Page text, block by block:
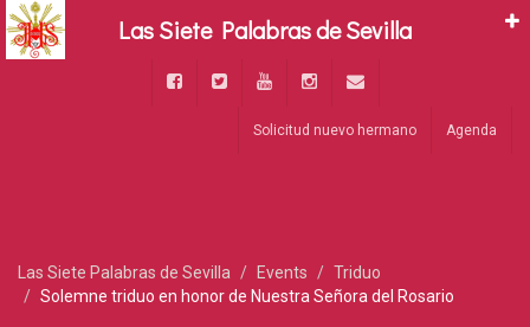
Solicitud nuevo hermano Agenda
Las Siete Palabras de Sevilla Events
Triduo
Solemne triduo en honor de Nuestra Señora del Rosario
Las Siete Palabras de Sevilla